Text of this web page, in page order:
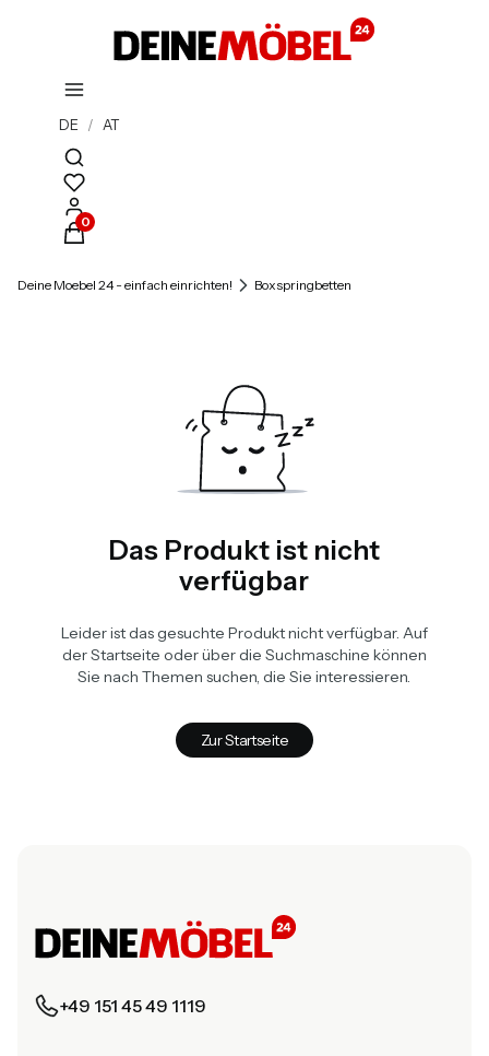
DE / AT
Suchmaschine öffnen
Produkte im Warenkorb: 0. Details anzeigen
Deine Moebel 24 - einfach einrichten! Boxspringbetten
Das Produkt ist nicht
verfügbar
Leider ist das gesuchte Produkt nicht verfügbar. Auf
der Startseite oder über die Suchmaschine können
Sie nach Themen suchen, die Sie interessieren.
Zur Startseite
+49 151 45 49 1119